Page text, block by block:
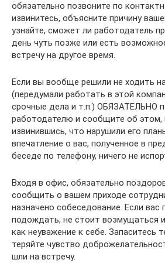
обязательно позвоните по
извинитесь, объясните причину
узнайте, сможет ли работодатель
день чуть позже или есть
встречу на другое время.
Если вы вообще решили не ходить
(передумали работать в этой
срочные дела и т.п.) ОБЯЗАТЕЛЬНО
работодателю и сообщите об этом,
извинившись, что нарушили его
впечатление о вас, полученное в
беседе по телефону, ничего не
Входя в офис, обязательно
сообщить о вашем приходе
назначено собеседование. Если вас
подождать, не стоит возмущаться
как неуважение к себе. Запаситесь
теряйте чувство
шли на встречу.